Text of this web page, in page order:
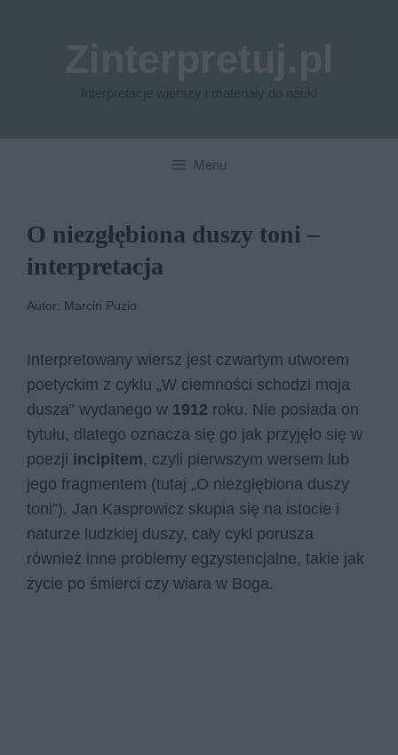
Menu
O niezgłębiona duszy toni –
interpretacja
Autor: Marcin Puzio
Interpretowany wiersz jest czwartym utworem
poetyckim z cyklu „W ciemności schodzi moja
dusza” wydanego w 1912 roku. Nie posiada on
tytułu, dlatego oznacza się go jak przyjęło się w
poezji incipitem, czyli pierwszym wersem lub
jego fragmentem (tutaj „O niezgłębiona duszy
toni”). Jan Kasprowicz skupia się na istocie i
naturze ludzkiej duszy, cały cykl porusza
również inne problemy egzystencjalne, takie jak
życie po śmierci czy wiara w Boga.